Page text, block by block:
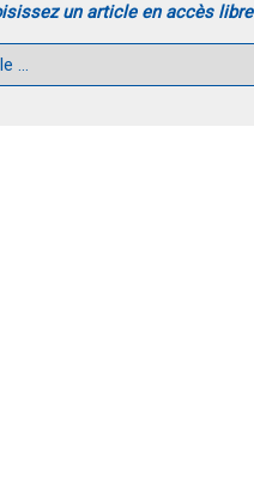
un article en accès libre